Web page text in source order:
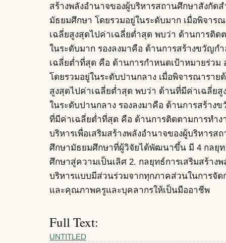
สร้างพลังอำนาจของผู้บริหารสถานศึกษาสังกัด
มัธยมศึกษา โดยรวมอยู่ในระดับมาก เมื่อพิจาร
เฉลี่ยสูงสุดไปค่าเฉลี่ยต่ำสุด พบว่า ด้านการติด
ในระดับมาก รองลงมาคือ ด้านการสร้างขวัญก
เฉลี่ยต่ำที่สุด คือ ด้านการกำหนดเป้าหมายร่ว
โดยรวมอยู่ในระดับปานกลาง เมื่อพิจารณาราย
สูงสุดไปค่าเฉลี่ยต่ำสุด พบว่า ด้านที่มีค่าเฉลี่ย
ในระดับปานกลาง รองลงมาคือ ด้านการสร้าง
ที่มีค่าเฉลี่ยต่ำที่สุด คือ ด้านการติดตามการทำง
บริหารเพื่อเสริมสร้างพลังอำนาจของผู้บริหาร
ศึกษามัธยมศึกษาที่ผู้วิจัยได้พัฒนาขึ้น มี 4 กลยุ
ศึกษาสู่ความเป็นเลิศ 2. กลยุทธ์การเสริมสร้าง
บริหารแบบมีส่วนร่วมจากทุกภาคส่วนในการจั
และคุณภาพครูและบุคลากรให้เป็นมืออาชีพ
Full Text:
UNTITLED